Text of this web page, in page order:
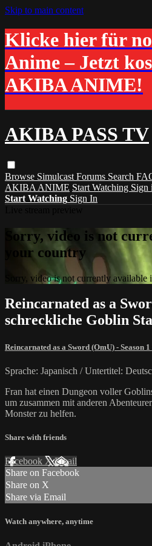
Skip to main content
Klicke hier für
Anime – Jetzt
AKIBA ANIME!
AKIBA PASS TV
Browse Simulcast Forums Search
AKIBA ANIME Start Watching Sign
Start Watching Sign In
Sorry, video is not
your country
Sorry, video is not currently
Reincarnated as a
schreckliche Goblin
Reincarnated as a Sword (OmU) - Season 1
Sprache: Japanisch / Untertitel:
Fran hat einen Dungeon voller
um zusammen mit anderen
Monster zu helfen.
Share with friends
Facebook XEmail
Share on Facebook
Share on X
Share via Email
Watch anywhere, anytime